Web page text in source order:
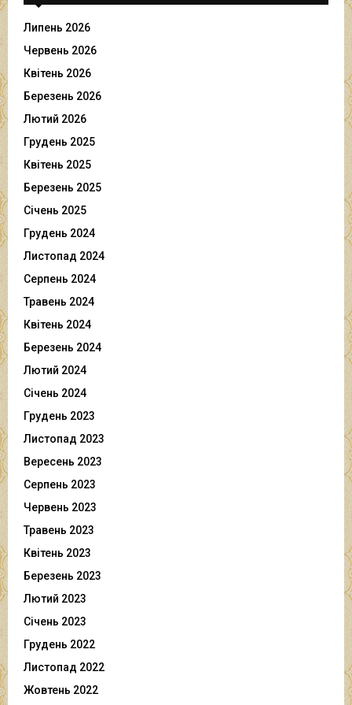
Липень 2026
Червень 2026
Квітень 2026
Березень 2026
Лютий 2026
Грудень 2025
Квітень 2025
Березень 2025
Січень 2025
Грудень 2024
Листопад 2024
Серпень 2024
Травень 2024
Квітень 2024
Березень 2024
Лютий 2024
Січень 2024
Грудень 2023
Листопад 2023
Вересень 2023
Серпень 2023
Червень 2023
Травень 2023
Квітень 2023
Березень 2023
Лютий 2023
Січень 2023
Грудень 2022
Листопад 2022
Жовтень 2022